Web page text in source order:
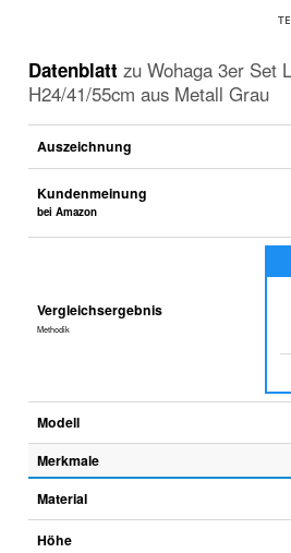
Datenblatt zu Wohaga 3er Set
H24/41/55cm aus Metall Grau
Auszeichnung
Kundenmeinung
bei Amazon
Vergleichsergebnis
Methodik
Modell
Merkmale
Material
Höhe